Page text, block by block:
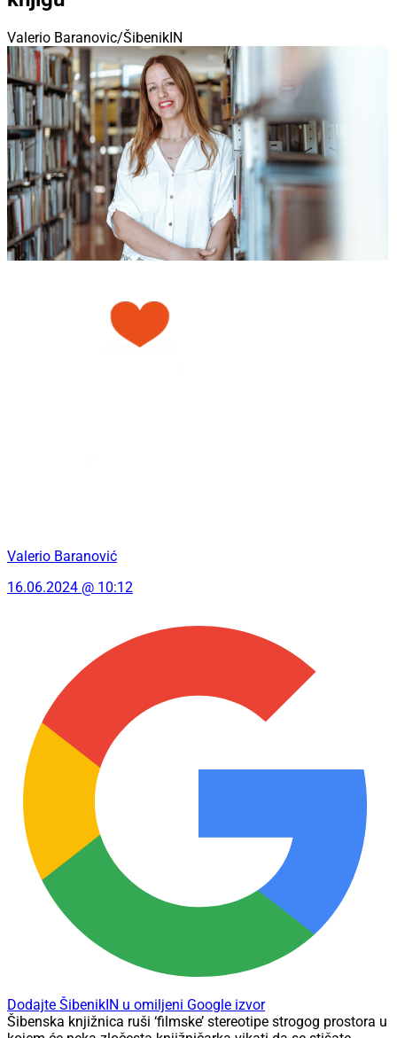
Valerio Baranovic/ŠibenikIN
Valerio Baranović
16.06.2024 @ 10:12
Dodajte ŠibenikIN u omiljeni Google izvor
Šibenska knjižnica ruši ‘filmske’ stereotipe strogog prostora u